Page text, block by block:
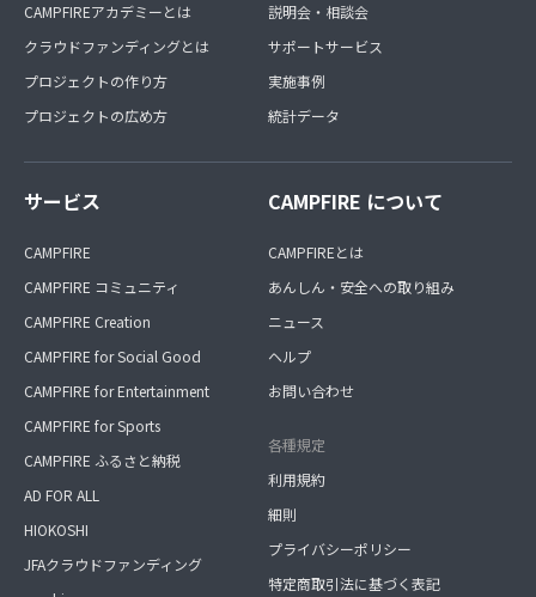
CAMPFIREアカデミーとは
クラウドファンディングとは
プロジェクトの作り方
プロジェクトの広め方
説明会・相談会
サポートサービス
実施事例
統計データ
サービス
CAMPFIRE
CAMPFIRE コミュニティ
CAMPFIRE Creation
CAMPFIRE for Social Good
CAMPFIRE for Entertainment
CAMPFIRE for Sports
CAMPFIRE ふるさと納税
AD FOR ALL
HIOKOSHI
JFAクラウドファンディング
CAMPFIRE について
CAMPFIREとは
あんしん・安全への取り組み
ニュース
ヘルプ
お問い合わせ
各種規定
利用規約
細則
プライバシーポリシー
特定商取引法に基づく表記